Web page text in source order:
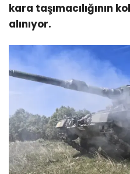
kara taşımacılığının
alınıyor.